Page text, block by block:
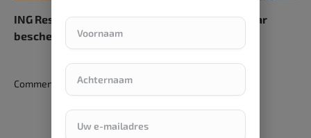
ING Research Outlook 2024: economie terug naar
bescheiden groei
Comments are closed.